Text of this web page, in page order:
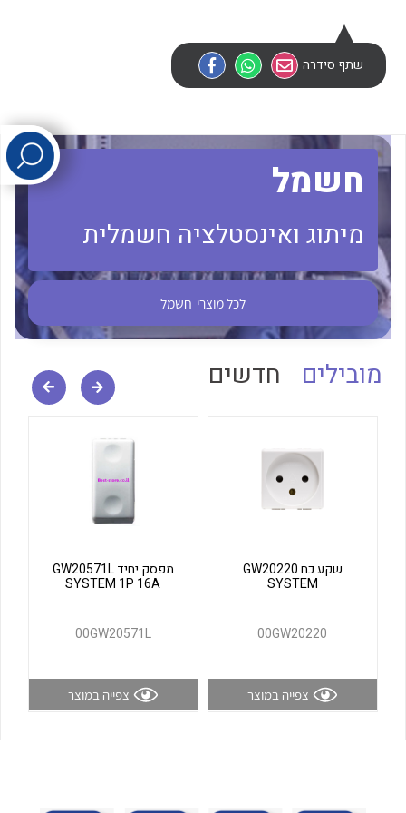
לכל מוצרי היצרן
לכל מוצרי היצרן לכל מוצרי היצרן
לכל מוצרי היצרן לכל מוצרי היצרן
שתף סידרה
חשמל
מיתוג ואינסטלציה חשמלית
לכל מוצרי חשמל
מובילים חדשים
שקע כח GW20220
SYSTEM
00GW20220
צפייה במוצר
מפסק יחיד GW20571L
SYSTEM 1P 16A
00GW20571L
צפייה במוצר